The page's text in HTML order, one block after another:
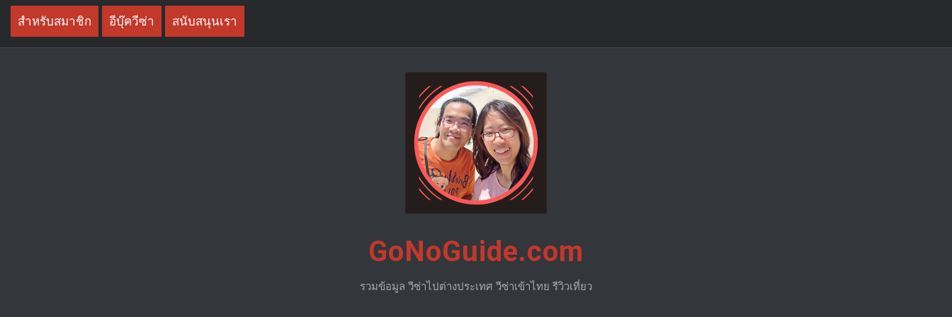
Skip
content
สำหรับสมาชิก อีบุ๊ควีซ่า สนับสนุนเรา
GoNoGuide.com
รวมข้อมูล วีซ่าไปต่างประเทศ วีซ่าเข้าไทย รีวิวเที่ยว